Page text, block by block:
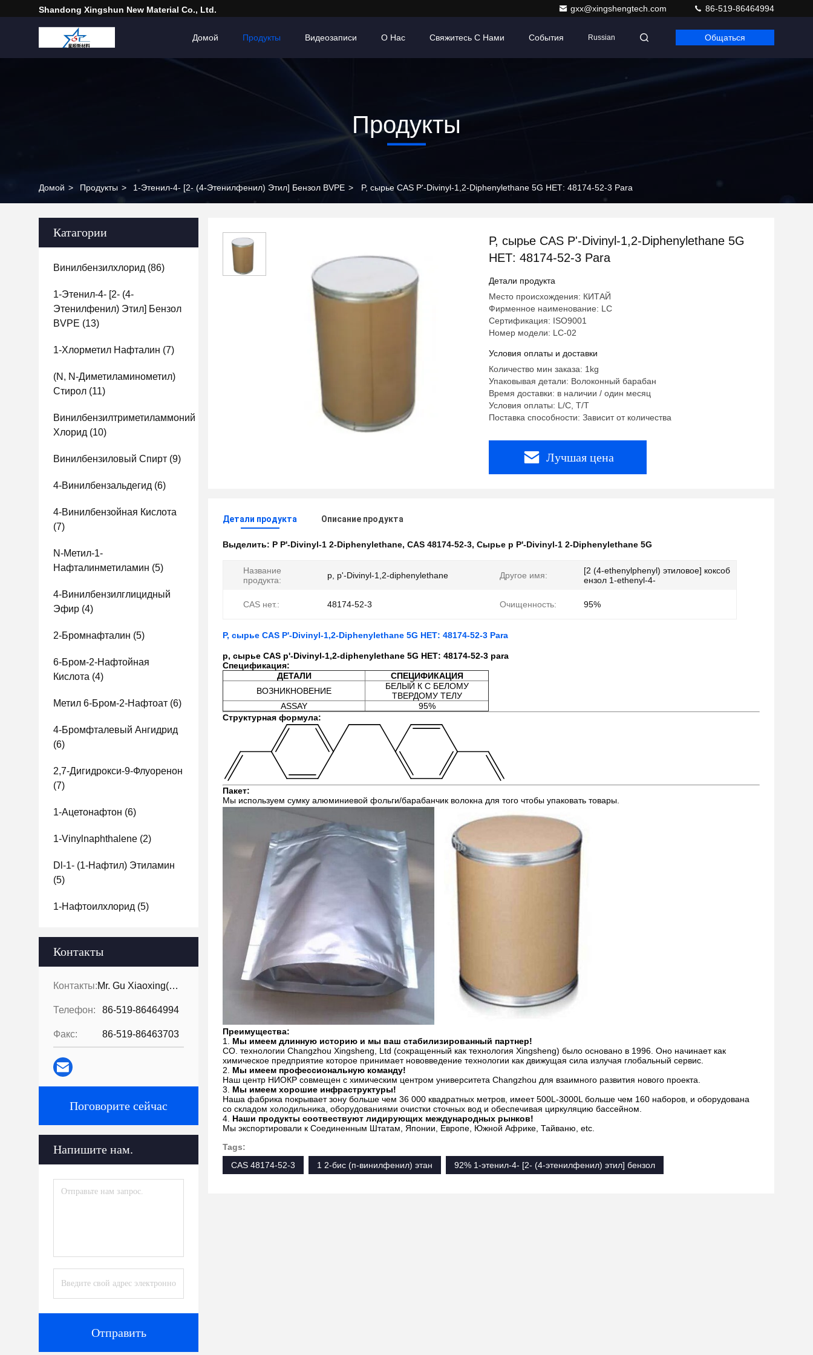
Shandong Xingshun New Material Co., Ltd. gxx@xingshengtech.com 86-519-86464994
Домой Продукты Видеозаписи О Нас Свяжитесь С Нами События Russian Общаться
Продукты
Домой > Продукты > 1-Этенил-4- [2- (4-Этенилфенил) Этил] Бензол BVPE > P, сырье CAS P'-Divinyl-1,2-Diphenylethane 5G НЕТ: 48174-52-3 Para
Катагории
Винилбензилхлорид (86)
1-Этенил-4- [2- (4-
Этенилфенил) Этил] Бензол
BVPE (13)
1-Хлорметил Нафталин (7)
(N, N-Диметиламинометил)
Стирол (11)
Винилбензилтриметиламмоний
Хлорид (10)
Винилбензиловый Спирт (9)
4-Винилбензальдегид (6)
4-Винилбензойная Кислота
(7)
N-Метил-1-
Нафталинметиламин (5)
4-Винилбензилглицидный
Эфир (4)
2-Бромнафталин (5)
6-Бром-2-Нафтойная
Кислота (4)
Метил 6-Бром-2-Нафтоат (6)
4-Бромфталевый Ангидрид
(6)
2,7-Дигидрокси-9-Флуоренон
(7)
1-Ацетонафтон (6)
1-Vinylnaphthalene (2)
Dl-1- (1-Нафтил) Этиламин
(5)
1-Нафтоилхлорид (5)
Контакты
Контакты: Mr. Gu Xiaoxing( For Chinese Business)
Телефон: 86-519-86464994
Факс: 86-519-86463703
Поговорите сейчас
Напишите нам.
Отправить
P, сырье CAS P'-Divinyl-1,2-Diphenylethane 5G
НЕТ: 48174-52-3 Para
Детали продукта
Место происхождения: КИТАЙ
Фирменное наименование: LC
Сертификация: ISO9001
Номер модели: LC-02
Условия оплаты и доставки
Количество мин заказа: 1kg
Упаковывая детали: Волоконный барабан
Время доставки: в наличии / один месяц
Условия оплаты: L/C, T/T
Поставка способности: Зависит от количества
Лучшая цена
Детали продукта Описание продукта
Выделить: P P'-Divinyl-1 2-Diphenylethane, CAS 48174-52-3, Сырье p P'-Divinyl-1 2-Diphenylethane 5G
Название
продукта:
p, p'-Divinyl-1,2-diphenylethane Другое имя:
[2 (4-ethenylphenyl) этиловое] коксоб
ензол 1-ethenyl-4-
CAS нет.: 48174-52-3 Очищенность: 95%
P, сырье CAS P'-Divinyl-1,2-Diphenylethane 5G НЕТ: 48174-52-3 Para
p, сырье CAS p'-Divinyl-1,2-diphenylethane 5G НЕТ: 48174-52-3 para
Спецификация:
ДЕТАЛИ
СПЕЦИФИКАЦИЯ
ВОЗНИКНОВЕНИЕ
БЕЛЫЙ К С БЕЛОМУ
ТВЕРДОМУ ТЕЛУ
ASSAY
95%
Структурная формула:
Пакет:
Мы используем сумку алюминиевой фольги/барабанчик волокна для того чтобы упаковать товары.
Преимущества:
1. Мы имеем длинную историю и мы ваш стабилизированный партнер!
CO. технологии Changzhou Xingsheng, Ltd (сокращенный как технология Xingsheng) было основано в 1996. Оно начинает как
химическое предприятие которое принимает нововведение технологии как движущая сила излучая глобальный сервис.
2. Мы имеем профессиональную команду!
Наш центр НИОКР совмещен с химическим центром университета Changzhou для взаимного развития нового проекта.
3. Мы имеем хорошие инфраструктуры!
Наша фабрика покрывает зону больше чем 36 000 квадратных метров, имеет 500L-3000L больше чем 160 наборов, и оборудована
со складом холодильника, оборудованиями очистки сточных вод и обеспечивая циркуляцию бассейном.
4. Наши продукты соотвествуют лидирующих международных рынков!
Мы экспортировали к Соединенным Штатам, Японии, Европе, Южной Африке, Тайваню, etc.
Tags:
CAS 48174-52-3
1 2-бис (п-винилфенил) этан 92% 1-этенил-4- [2- (4-этенилфенил) этил] бензол